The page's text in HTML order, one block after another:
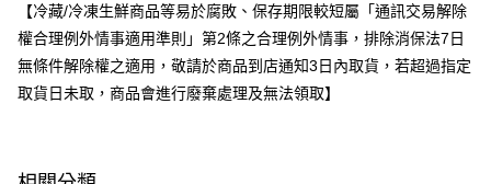
【冷藏/冷凍生鮮商品等易於腐敗、保存期限較短屬「通訊交易解除
權合理例外情事適用準則」第2條之合理例外情事，排除消保法7日
無條件解除權之適用，敬請於商品到店通知3日內取貨，若超過指定
取貨日未取，商品會進行廢棄處理及無法領取】